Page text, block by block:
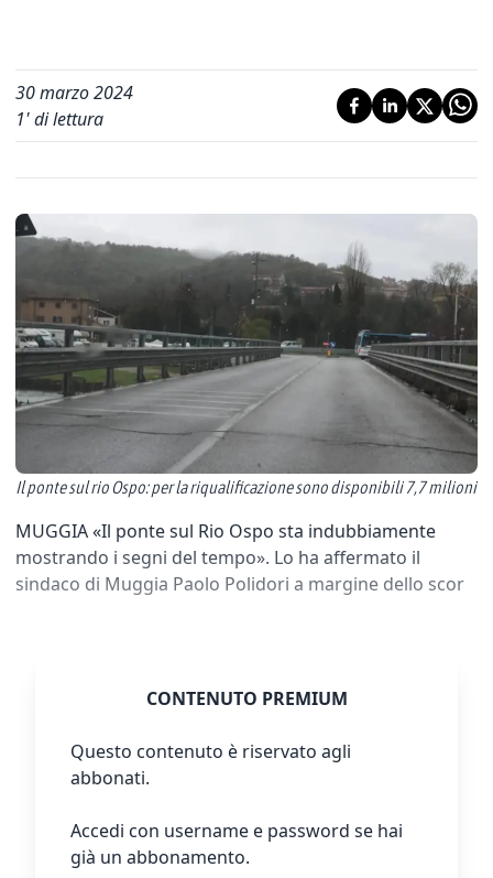
30 marzo 2024
1' di lettura
Il ponte sul rio Ospo: per la riqualificazione sono disponibili 7,7 milioni
MUGGIA «Il ponte sul Rio Ospo sta indubbiamente
mostrando i segni del tempo». Lo ha affermato il
sindaco di Muggia Paolo Polidori a margine dello scor
CONTENUTO PREMIUM
Questo contenuto è riservato agli
abbonati.
Accedi con username e password se hai
già un abbonamento.